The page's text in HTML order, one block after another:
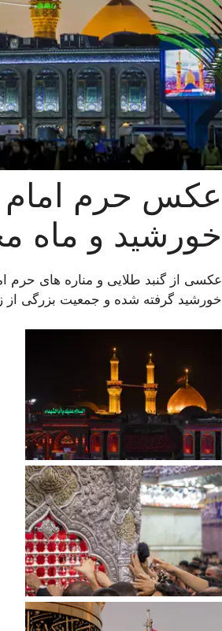
عکس حرم
خورشید و ماه
عکسی از گنبد طلایی و مناره های
خورشید گرفته شده و جمعیت بزرگی از